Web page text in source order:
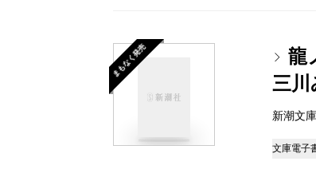
まもなく発売
龍
三川
新潮文
文庫電子